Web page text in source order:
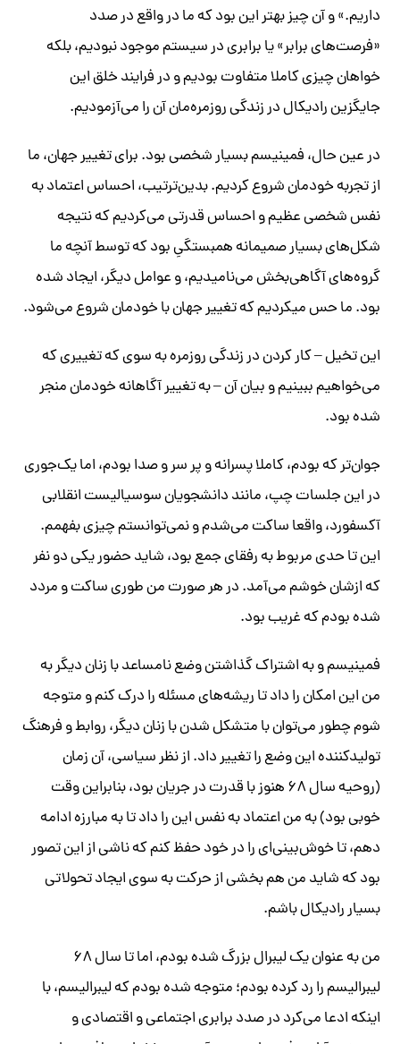
داریم.» و آن چیز بهتر این بود که ما در واقع در صدد
«فرصت‌های برابر» یا برابری در سیستم موجود نبودیم، بلکه
خواهان چیزی کاملا متفاوت بودیم و در فرایند خلق این
جایگزین رادیکال در زندگی روزمره‌مان آن را می‌آزمودیم.
​در عین حال، فمینیسم بسیار شخصی بود. ​برای تغییر جهان، ما
از تجربه خودمان شروع کردیم. بدین‌ترتیب، احساس اعتماد به
نفس شخصی عظیم و احساس قدرتی می‌کردیم که نتیجه‌
شکل‌های بسیار صمیمانه همبستگیِ بود که توسط آنچه ما
گروه‌های آگاهی‌‌بخش می‌نامیدیم، و عوامل دیگر، ایجاد شده
بود. ما حس میکردیم که تغییر جهان با خودمان شروع می‌شود.
این تخیل – کار کردن در زندگی روزمره به سوی که تغییری که
می‌خواهیم ببینیم و بیان آن – به تغییر آگاهانه‌ خودمان منجر
شده بود.​
جوان‌تر که بودم، کاملا پسرانه و پر‌ سر و صدا بودم، اما یک‌جوری
در این جلسات چپ، مانند دانشجویان سوسیالیست انقلابی
آکسفورد، واقعا ساکت می‌شدم و نمی‌توانستم چیزی بفهمم.
این تا حدی مربوط به رفقای جمع بود، شاید حضور یکی دو نفر
که ازشان خوشم می‌آمد. در هر صورت من طوری ساکت و مردد
شده بودم که غریب بود.
​فمینیسم و به اشتراک گذاشتن وضع نامساعد با زنان دیگر به
من این امکان را داد تا ریشه‌های مسئله را درک کنم و متوجه
شوم چطور می‌توان با متشکل شدن با زنان دیگر، روابط و فرهنگ
تولیدکننده این وضع را تغییر داد. از نظر سیاسی، آن زمان
(‏روحیه سال ۶۸ هنوز با قدرت در جریان بود، بنابراین وقت
خوبی بود) ‏به من اعتماد به نفس این را داد تا به مبارزه ادامه
دهم، تا خوش‌بینی‌ای را در خود حفظ کنم که ناشی از این تصور
بود که شاید من هم بخشی از حرکت به سوی ایجاد تحولاتی
بسیار رادیکال باشم. ​
من به عنوان یک لیبرال بزرگ شده‌ بودم، اما تا سال ۶۸
لیبرالیسم را رد کرده بودم؛ متوجه شده بودم که لیبرالیسم، با
اینکه ادعا می‌کرد در صدد برابری اجتماعی و اقتصادی و